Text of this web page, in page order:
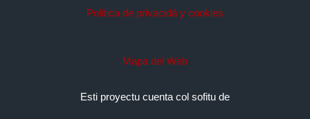
Política de privacidá y cookies
Mapa del Web
Esti proyectu cuenta col sofitu de